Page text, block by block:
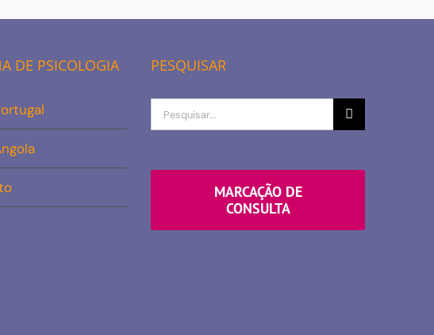
DE PSICOLOGIA PESQUISAR
Procurar
por
MARCAÇÃO DE
CONSULTA